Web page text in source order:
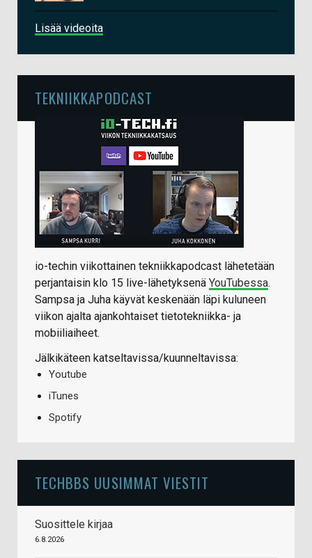
Lisää videoita
TEKNIIKKAPODCAST
io-techin viikottainen tekniikkapodcast lähetetään
perjantaisin klo 15 live-lähetyksenä YouTubessa.
Sampsa ja Juha käyvät keskenään läpi kuluneen
viikon ajalta ajankohtaiset tietotekniikka- ja
mobiiliaiheet.
Jälkikäteen katseltavissa/kuunneltavissa:
Youtube
iTunes
Spotify
TECHBBS UUSIMMAT VIESTIT
Suosittele kirjaa
6.8.2026